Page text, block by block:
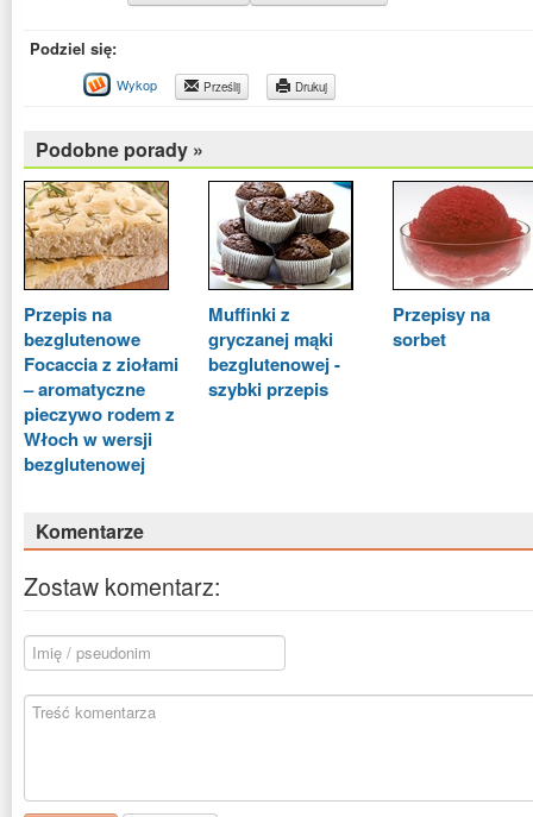
Podziel się:
Wykop Prześlij Drukuj
Podobne porady »
Przepis na
bezglutenowe
Focaccia z ziołami
– aromatyczne
pieczywo rodem z
Włoch w wersji
bezglutenowej
Muffinki z
gryczanej mąki
bezglutenowej -
szybki przepis
Przepisy na
sorbet
Komentarze
Zostaw komentarz: